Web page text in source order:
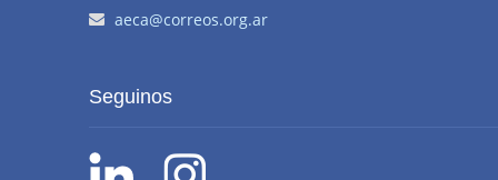
aeca@correos.org.ar
Seguinos